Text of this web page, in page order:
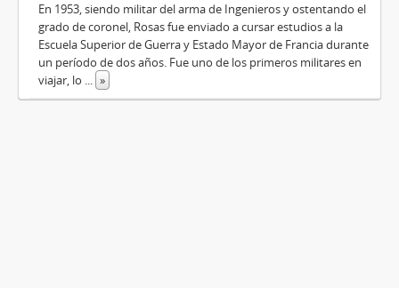
En 1953, siendo militar del arma de Ingenieros y ostentando el
grado de coronel, Rosas fue enviado a cursar estudios a la
Escuela Superior de Guerra y Estado Mayor de Francia durante
un período de dos años. Fue uno de los primeros militares en
viajar, lo ... »